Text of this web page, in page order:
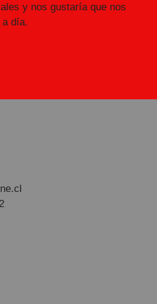
y nos gustaría que nos
día.